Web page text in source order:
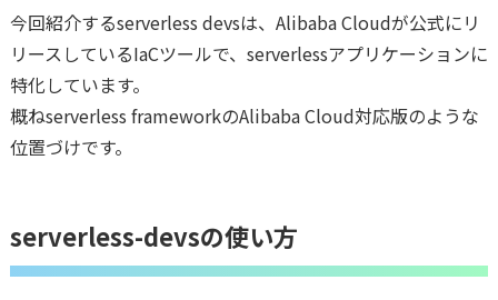
今回紹介するserverless devsは、Alibaba Cloudが公式にリ
リースしているIaCツールで、serverlessアプリケーションに
特化しています。
概ねserverless frameworkのAlibaba Cloud対応版のような
位置づけです。
serverless-devsの使い方